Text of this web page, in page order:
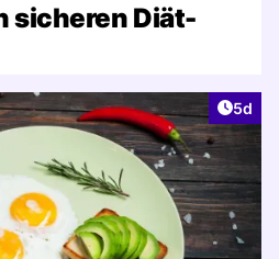
sicheren Diät-
5d